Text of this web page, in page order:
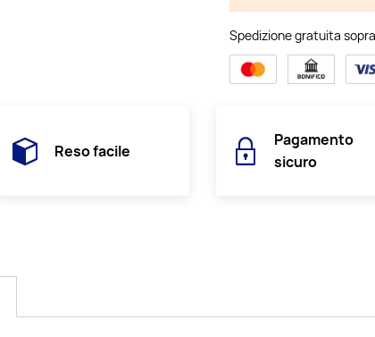
Spedizione gratuita
Reso facile
Pagamento
sicuro